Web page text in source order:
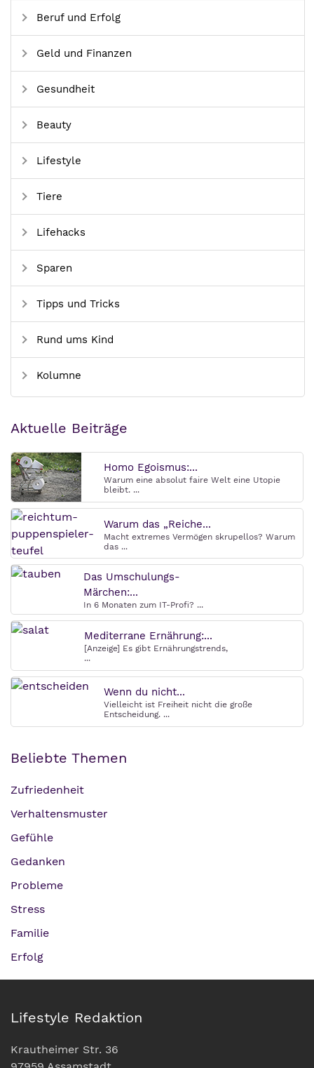
Beruf und Erfolg
Geld und Finanzen
Gesundheit
Beauty
Lifestyle
Tiere
Lifehacks
Sparen
Tipps und Tricks
Rund ums Kind
Kolumne
Aktuelle Beiträge
Homo Egoismus:...
Warum eine absolut faire Welt eine Utopie
bleibt. ...
Warum das „Reiche...
Macht extremes Vermögen skrupellos? Warum
das ...
Das Umschulungs-
Märchen:...
In 6 Monaten zum IT-Profi? ...
Mediterrane Ernährung:...
[Anzeige] Es gibt Ernährungstrends,
...
Wenn du nicht...
Vielleicht ist Freiheit nicht die große
Entscheidung. ...
Beliebte Themen
Zufriedenheit
Verhaltensmuster
Gefühle
Gedanken
Probleme
Stress
Familie
Erfolg
Lifestyle Redaktion
Krautheimer Str. 36